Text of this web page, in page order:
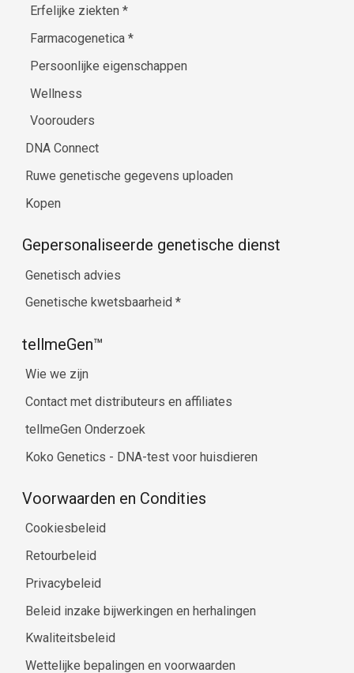
Erfelijke ziekten*
Farmacogenetica*
Persoonlijke eigenschappen
Wellness
Voorouders
DNA Connect
Ruwe genetische gegevens uploaden
Kopen
Gepersonaliseerde genetische dienst
Genetisch advies
Genetische kwetsbaarheid *
tellmeGen™
Wie we zijn
Contact met distributeurs en affiliates
tellmeGen Onderzoek
Koko Genetics - DNA-test voor huisdieren
Voorwaarden en Condities
Cookiesbeleid
Retourbeleid
Privacybeleid
Beleid inzake bijwerkingen en herhalingen
Kwaliteitsbeleid
Wettelijke bepalingen en voorwaarden